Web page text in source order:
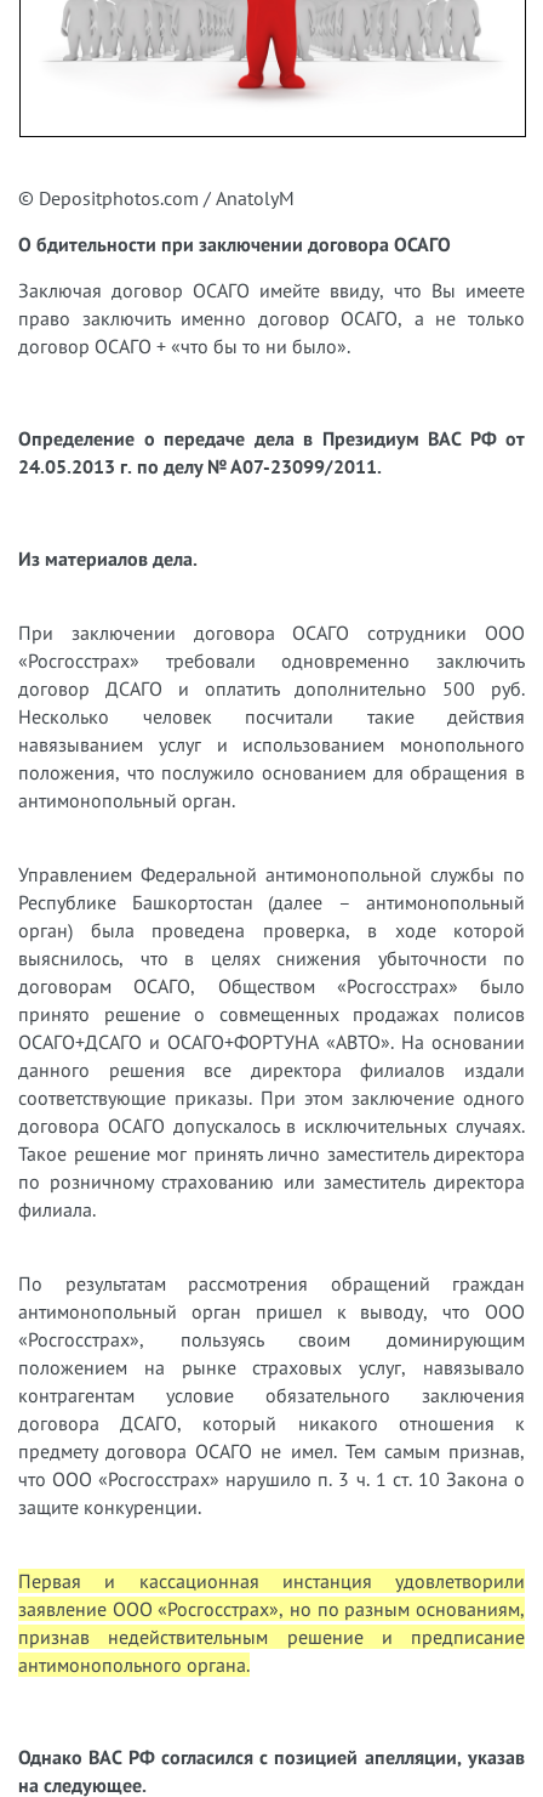
© Depositphotos.com / AnatolyM
О бдительности при заключении договора ОСАГО
Заключая договор ОСАГО имейте ввиду, что Вы имеете
право заключить именно договор ОСАГО, а не только
договор ОСАГО + «что бы то ни было».
Определение о передаче дела в Президиум ВАС РФ от
24.05.2013 г. по делу № А07-23099/2011.
Из материалов дела.
При заключении договора ОСАГО сотрудники ООО
«Росгосстрах» требовали одновременно заключить
договор ДСАГО и оплатить дополнительно 500 руб.
Несколько человек посчитали такие действия
навязыванием услуг и использованием монопольного
положения, что послужило основанием для обращения в
антимонопольный орган.
Управлением Федеральной антимонопольной службы по
Республике Башкортостан (далее – антимонопольный
орган) была проведена проверка, в ходе которой
выяснилось, что в целях снижения убыточности по
договорам ОСАГО, Обществом «Росгосстрах» было
принято решение о совмещенных продажах полисов
ОСАГО+ДСАГО и ОСАГО+ФОРТУНА «АВТО». На основании
данного решения все директора филиалов издали
соответствующие приказы. При этом заключение одного
договора ОСАГО допускалось в исключительных случаях.
Такое решение мог принять лично заместитель директора
по розничному страхованию или заместитель директора
филиала.
По результатам рассмотрения обращений граждан
антимонопольный орган пришел к выводу, что ООО
«Росгосстрах», пользуясь своим доминирующим
положением на рынке страховых услуг, навязывало
контрагентам условие обязательного заключения
договора ДСАГО, который никакого отношения к
предмету договора ОСАГО не имел. Тем самым признав,
что ООО «Росгосстрах» нарушило п. 3 ч. 1 ст. 10 Закона о
защите конкуренции.
Первая и кассационная инстанция удовлетворили
заявление ООО «Росгосстрах», но по разным основаниям,
признав недействительным решение и предписание
антимонопольного органа.
Однако ВАС РФ согласился с позицией апелляции, указав
на следующее.